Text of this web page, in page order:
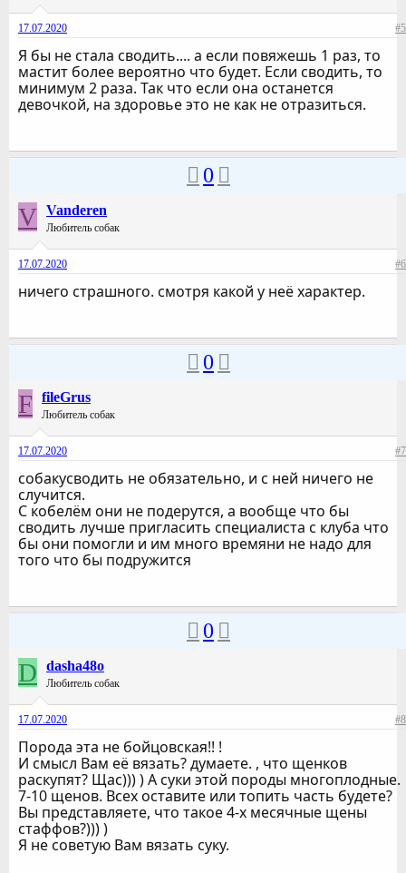
17.07.2020 #5
Я бы не стала сводить.... а если повяжешь 1 раз, то
мастит более вероятно что будет. Если сводить, то
минимум 2 раза. Так что если она останется
девочкой, на здоровье это не как не отразиться.
0
V Vanderen
Любитель собак
17.07.2020 #6
ничего страшного. смотря какой у неё характер.
0
F fileGrus
Любитель собак
17.07.2020 #7
собакусводить не обязательно, и с ней ничего не
случится.
С кобелём они не подерутся, а вообще что бы
сводить лучше пригласить специалиста с клуба что
бы они помогли и им много времяни не надо для
того что бы подружится
0
D dasha48o
Любитель собак
17.07.2020 #8
Порода эта не бойцовская!! !
И смысл Вам её вязать? думаете. , что щенков
раскупят? Щас))) ) А суки этой породы многоплодные.
7-10 щенов. Всех оставите или топить часть будете?
Вы представляете, что такое 4-х месячные щены
стаффов?))) )
Я не советую Вам вязать суку.